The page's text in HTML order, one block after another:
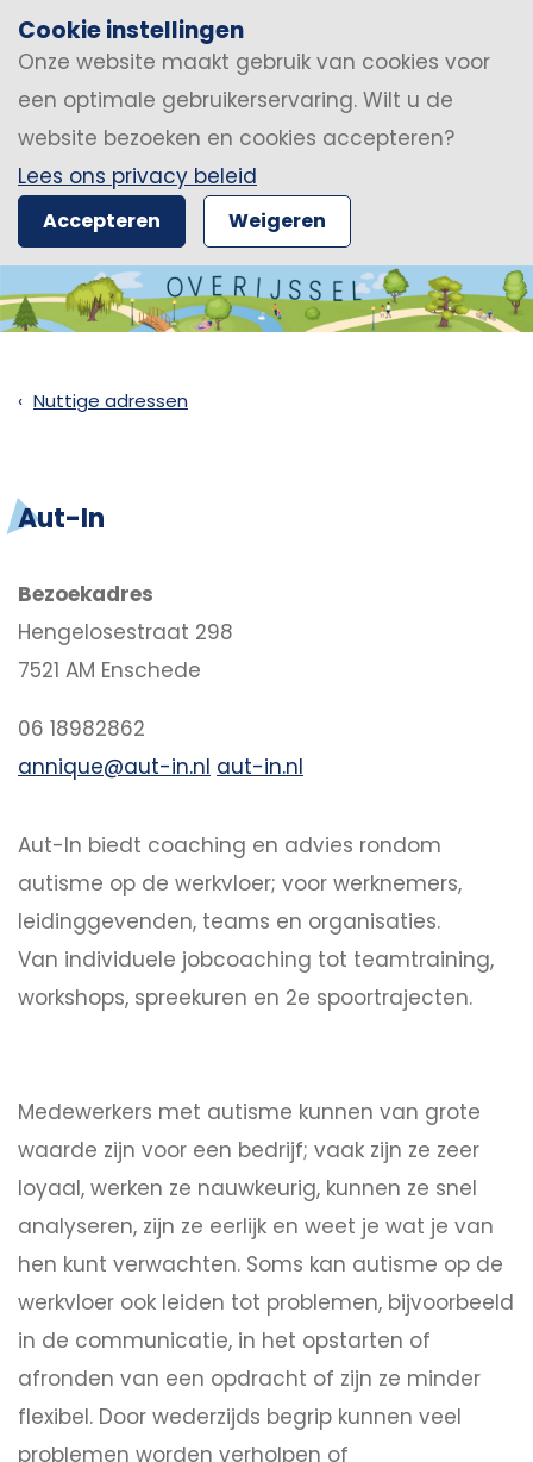
Cookie instellingen
Onze website maakt gebruik van cookies voor
een optimale gebruikerservaring. Wilt u de
website bezoeken en cookies accepteren?
Lees ons privacy beleid
Accepteren Weigeren
Nuttige adressen
Aut-In
Bezoekadres
Hengelosestraat 298
7521 AM Enschede
06 18982862
annique@aut-in.nl aut-in.nl
Aut-In biedt coaching en advies rondom
autisme op de werkvloer; voor werknemers,
leidinggevenden, teams en organisaties.
Van individuele jobcoaching tot teamtraining,
workshops, spreekuren en 2e spoortrajecten.
Medewerkers met autisme kunnen van grote
waarde zijn voor een bedrijf; vaak zijn ze zeer
loyaal, werken ze nauwkeurig, kunnen ze snel
analyseren, zijn ze eerlijk en weet je wat je van
hen kunt verwachten. Soms kan autisme op de
werkvloer ook leiden tot problemen, bijvoorbeeld
in de communicatie, in het opstarten of
afronden van een opdracht of zijn ze minder
flexibel. Door wederzijds begrip kunnen veel
problemen worden verholpen of